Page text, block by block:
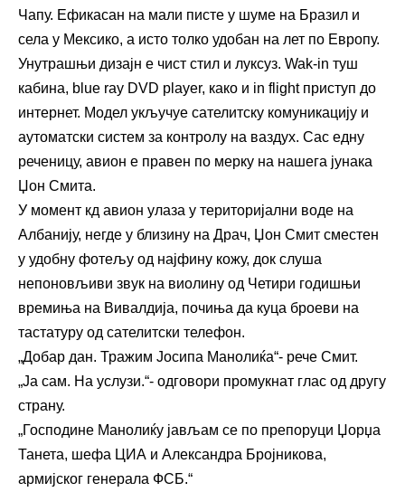
Чапу. Ефикасан на мали писте у шуме на Бразил и
села у Мексико, а исто толко удобан на лет по Европу.
Унутрашњи дизајн е чист стил и луксуз. Wak-in туш
кабина, blue ray DVD player, како и in flight приступ до
интернет. Модел укључуе сателитску комуникацију и
аутоматски систем за контролу на ваздух. Сас едну
реченицу, авион е правен по мерку на нашега јунака
Џон Смита.
У момент кд авион улаза у територијални воде на
Албанију, негде у близину на Драч, Џон Смит сместен
у удобну фотељу од најфину кожу, док слуша
непоновљиви звук на виолину од Четири годишњи
времиња на Вивалдија, почиња да куца броеви на
тастатуру од сателитски телефон.
„Добар дан. Тражим Јосипа Манолиќа“- рече Смит.
„Ја сам. На услузи.“- одговори промукнат глас од другу
страну.
„Господине Манолиќу јављам се по препоруци Џорџа
Танета, шефа ЦИА и Александра Бројникова,
армијског генерала ФСБ.“